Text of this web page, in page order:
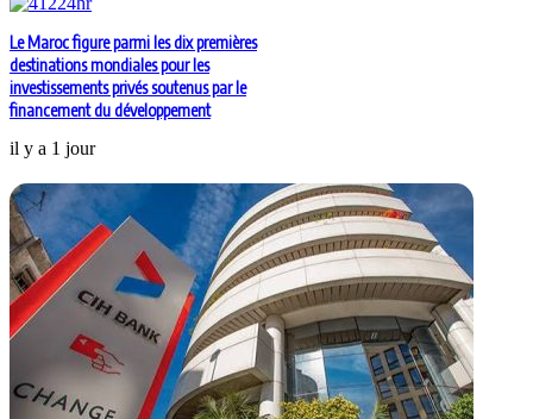
Le Maroc figure parmi les dix premières
destinations mondiales pour les
investissements privés soutenus par le
financement du développement
il y a 1 jour